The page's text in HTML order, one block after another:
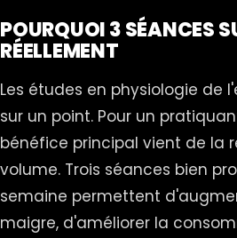
POURQUOI 3 SÉANCES
RÉELLEMENT
Les études en physiologie de
sur un point. Pour un
bénéfice principal vient de la
volume. Trois séances bien
semaine permettent
maigre, d'améliorer la